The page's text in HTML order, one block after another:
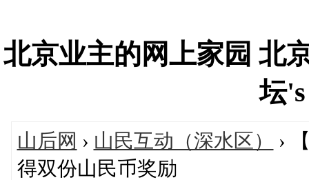
北京业主的网上家园 北
坛
山后网 › 山民互动（深水区）
›
得双份山民币奖励